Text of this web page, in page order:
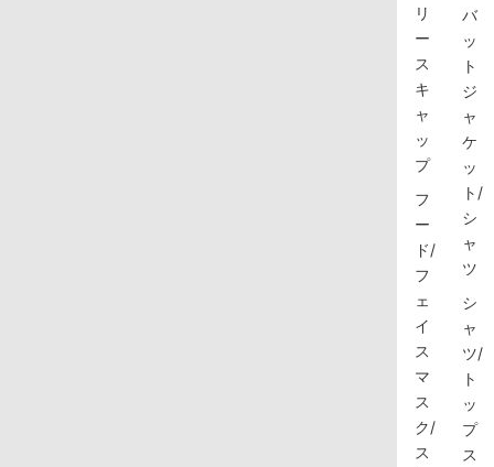
リ
ー
ス
キ
ャ
ッ
プ
フ
ー
ド/
フ
ェ
イ
ス
マ
ス
ク/
ス
バ
ッ
ト
ジ
ャ
ケ
ッ
ト/
シ
ャ
ツ
シ
ャ
ツ/
ト
ッ
プ
ス